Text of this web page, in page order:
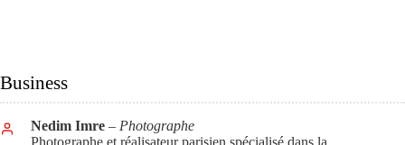
Business
Nedim Imre – Photographe
Photographe et réalisateur parisien spécialisé dans la